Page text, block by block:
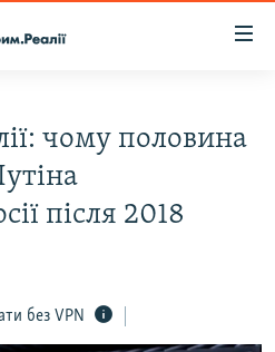
чому половина
після 2018
без VPN